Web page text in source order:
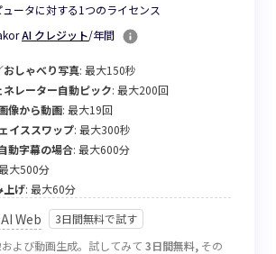
ータに対する1つのライセンス
AI クレジット/年間
しゃべり写真: 最大150秒
レーター自動ピック: 最大200回
像から動画: 最大19回
イススワップ: 最大300秒
動字幕の場合: 最大600分
大500分
上げ: 最大60分
Web
3日間無料で試す
よび動画生成。試してみて 3日間無料, その